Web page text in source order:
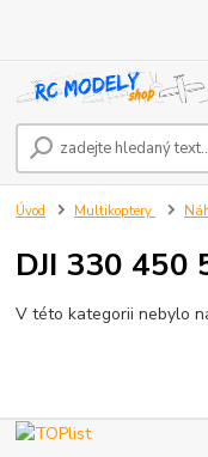
Úvod Multikoptery
DJI 330 450
V této kategorii nebylo